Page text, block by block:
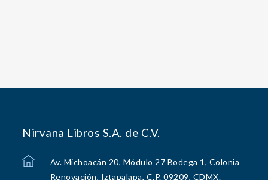
Nirvana Libros S.A. de C.V.
Av. Michoacán 20, Módulo 27 Bodega 1, Colonia
Renovación, Iztapalapa, C.P. 09209, CDMX.